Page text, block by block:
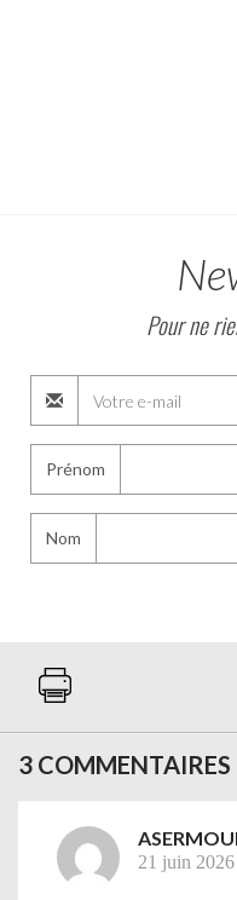
Pour ne
Prénom
Nom
3 COMMENTAIRES
21 juin